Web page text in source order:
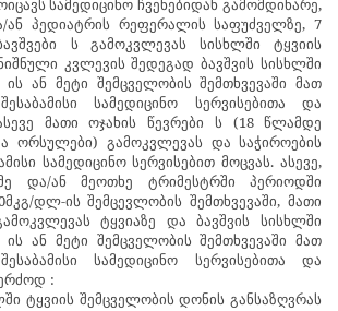
ან პედიატრის რეფერალის საფუძველზე, 7
ს გამოკვლევას სისხლში ტყვიის
კვლევის შედეგად ბავშვის სისხლში
ის ან მეტი შემცველობის შემთხვევაში მათ
სამედიცინო სერვისებითა და
მათი ოჯახის წევრები ს
(18 წლამდე
ორსულები) გამოკვლევას და საჭიროების
სამედიცინო სერვისებით მოცვას. ასევე,
და/ან მეოთხე ტრიმესტრში პერიოდში
დლ-ის შემცევლობის შემთხვევაში, მათი
ტყვიაზე და ბავშვის სისხლში
ის ან მეტი შემცველობის შემთხვევაში მათ
სამედიცინო სერვისებითა და
:
ტყვიის შემცველობის დონის განსაზღვრას